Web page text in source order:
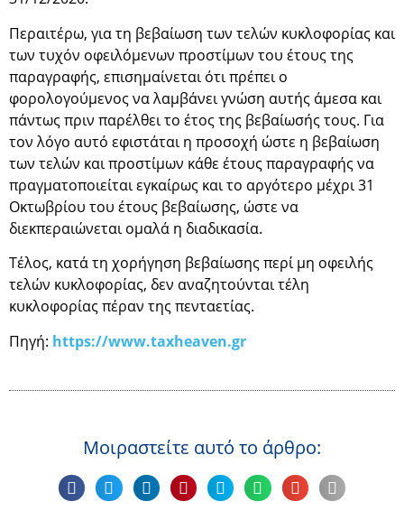
Περαιτέρω, για τη βεβαίωση των τελών κυκλοφορίας και
των τυχόν οφειλόμενων προστίμων του έτους της
παραγραφής, επισημαίνεται ότι πρέπει ο
φορολογούμενος να λαμβάνει γνώση αυτής άμεσα και
πάντως πριν παρέλθει το έτος της βεβαίωσής τους. Για
τον λόγο αυτό εφιστάται η προσοχή ώστε η βεβαίωση
των τελών και προστίμων κάθε έτους παραγραφής να
πραγματοποιείται εγκαίρως και το αργότερο μέχρι 31
Οκτωβρίου του έτους βεβαίωσης, ώστε να
διεκπεραιώνεται ομαλά η διαδικασία.
Τέλος, κατά τη χορήγηση βεβαίωσης περί μη οφειλής
τελών κυκλοφορίας, δεν αναζητούνται τέλη
κυκλοφορίας πέραν της πενταετίας.
Πηγή: https://www.taxheaven.gr
Μοιραστείτε αυτό το άρθρο: